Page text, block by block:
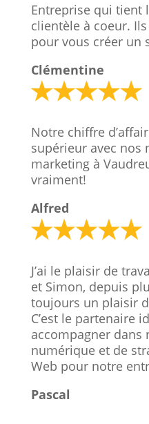
Entreprise qui tient
clientèle à coeur.
pour vous créer un
Clémentine
Notre chiffre
supérieur avec nos
marketing à
vraiment!
Alfred
J’ai le plaisir de
et Simon, depuis
toujours un plaisir
C’est le partenaire
accompagner dans
numérique et de
Web pour notre
Pascal